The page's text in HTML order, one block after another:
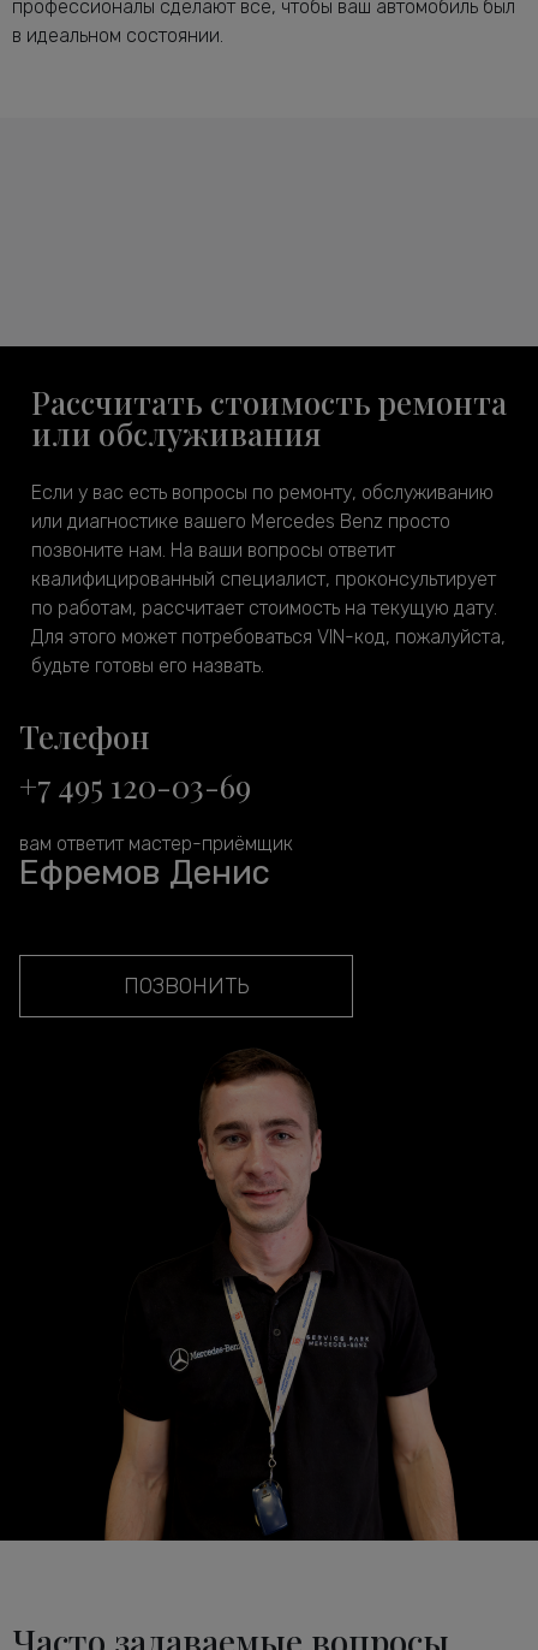
профессионалы сделают всё, чтобы ваш автомобиль был
в идеальном состоянии.
Рассчитать стоимость ремонта
или обслуживания
Если у вас есть вопросы по ремонту, обслуживанию
или диагностике вашего Mercedes Benz просто
позвоните нам. На ваши вопросы ответит
квалифицированный специалист, проконсультирует
по работам, рассчитает стоимость на текущую дату.
Для этого может потребоваться VIN-код, пожалуйста,
будьте готовы его назвать.
Телефон
+7 495 120-03-69
вам ответит мастер-приёмщик
Ефремов Денис
ПОЗВОНИТЬ
Часто задаваемые вопросы